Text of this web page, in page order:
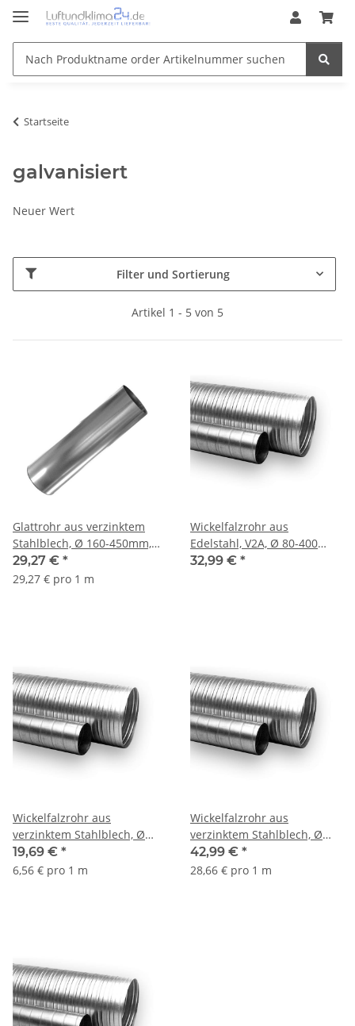
Startseite
galvanisiert
Neuer Wert
Filter und Sortierung
Artikel 1 - 5 von 5
Glattrohr aus verzinktem
Stahlblech, Ø 160-450mm,
L=1000mm
29,27 € *
29,27 € pro 1 m
Wickelfalzrohr aus
Edelstahl, V2A, Ø 80-400
mm, 1,5 m
32,99 € *
Wickelfalzrohr aus
verzinktem Stahlblech, Ø
100-400 m, WFR, 3 m
19,69 € *
6,56 € pro 1 m
Wickelfalzrohr aus
verzinktem Stahlblech, Ø
400 - 710 mm, 1,5 m
42,99 € *
28,66 € pro 1 m